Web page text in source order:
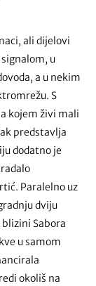
ali dijelovi
u
a u nekim
S
kojem živi mali
predstavlja
dodatno je
Paralelno uz
dviju
Sabora
u samom
okoliš na